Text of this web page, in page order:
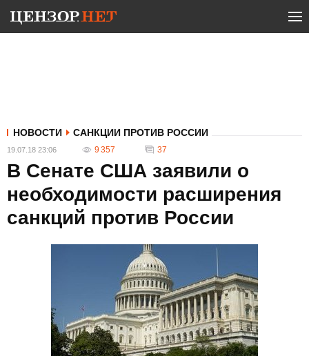
НОВОСТИ САНКЦИИ ПРОТИВ РОССИИ
19.07.18 23:06 9 357 37
В Сенате США заявили о
необходимости расширения
санкций против России